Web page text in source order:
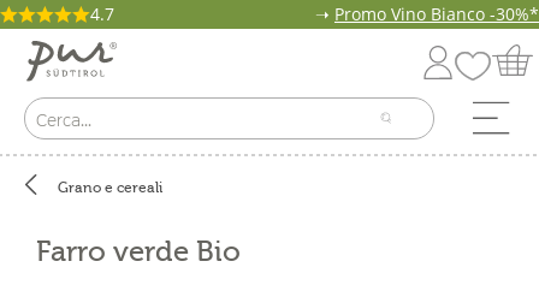
4.7 ➝ Promo Vino Bianco -30%*
Grano e cereali
Farro verde Bio